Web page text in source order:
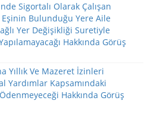
Sigortalı Olarak Çalışan
Bulunduğu Yere Aile
Yer Değişikliği Suretiyle
Hakkında Görüş
Yıllık Ve Mazeret İzinleri
Yardımlar Kapsamındaki
Hakkında Görüş